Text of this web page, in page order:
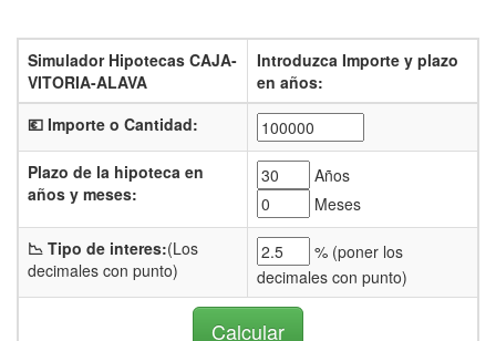
Simulador Hipotecas CAJA-
VITORIA-ALAVA
Introduzca Importe y plazo
en años:
💶 Importe o Cantidad:
Plazo de la hipoteca en
años y meses:
Años
Meses
📉 Tipo de interes:(Los
decimales con punto)
% (poner los
decimales con punto)